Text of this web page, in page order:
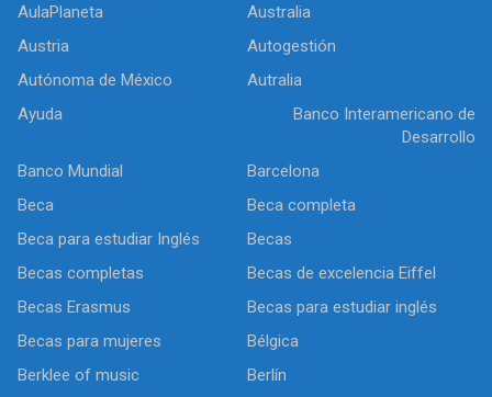
AulaPlaneta
Australia
Austria
Autogestión
Autónoma de México
Autralia
Ayuda
Banco Interamericano de
Desarrollo
Banco Mundial
Barcelona
Beca
Beca completa
Beca para estudiar Inglés
Becas
Becas completas
Becas de excelencia Eiffel
Becas Erasmus
Becas para estudiar inglés
Becas para mujeres
Bélgica
Berklee of music
Berlín